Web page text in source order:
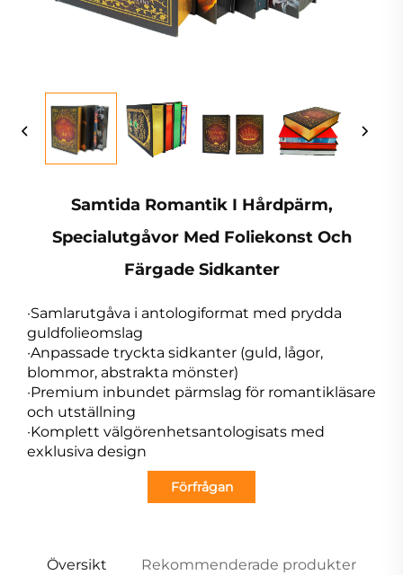
Samtida Romantik I Hårdpärm,
Specialutgåvor Med Foliekonst Och
Färgade Sidkanter
·Samlarutgåva i antologiformat med prydda
guldfolieomslag
·Anpassade tryckta sidkanter (guld, lågor,
blommor, abstrakta mönster)
·Premium inbundet pärmslag för romantikläsare
och utställning
·Komplett välgörenhetsantologisats med
exklusiva design
Förfrågan
Översikt Rekommenderade produkter